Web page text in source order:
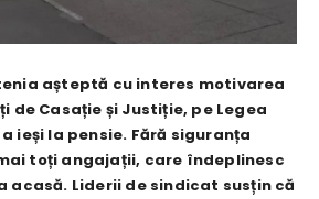
așteptă cu interes motivarea
de Casație și Justiție, pe Legea
a ieși la pensie. Fără siguranța
toți angajații, care îndeplinesc
acasă. Liderii de sindicat susțin că